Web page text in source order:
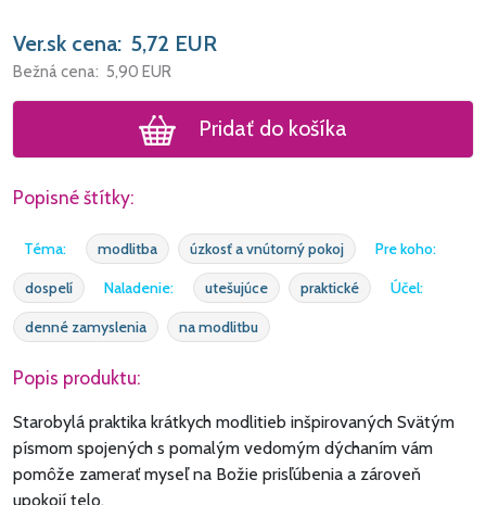
Ver.sk cena: 5,72 EUR
Bežná cena: 5,90 EUR
Pridať do košíka
Popisné štítky:
Téma: modlitba úzkosť a vnútorný pokoj
Pre koho:
dospelí
Naladenie: utešujúce praktické
Účel:
denné zamyslenia
na modlitbu
Popis produktu:
Starobylá praktika krátkych modlitieb inšpirovaných Svätým
písmom spojených s pomalým vedomým dýchaním vám
pomôže zamerať myseľ na Božie prisľúbenia a zároveň
upokojí telo.